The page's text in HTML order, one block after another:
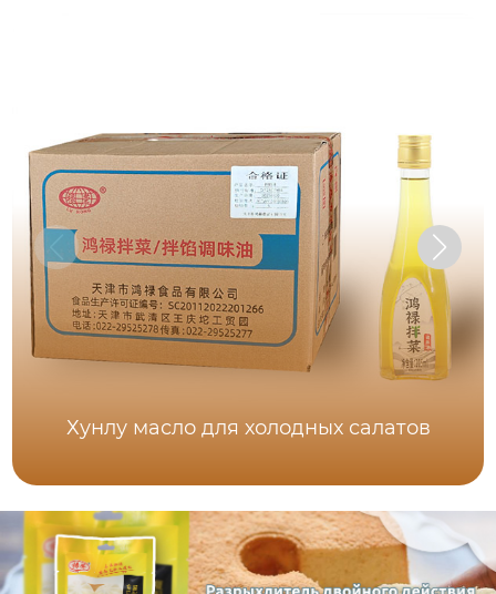
Хунлу масло для холодных салатов